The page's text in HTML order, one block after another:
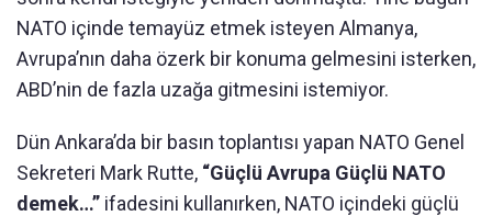
NATO içinde temayüz etmek isteyen Almanya,
Avrupa’nın daha özerk bir konuma gelmesini isterken,
ABD’nin de fazla uzağa gitmesini istemiyor.
Dün Ankara’da bir basın toplantısı yapan NATO Genel
Sekreteri Mark Rutte, “Güçlü Avrupa Güçlü NATO
demek…” ifadesini kullanırken, NATO içindeki güçlü